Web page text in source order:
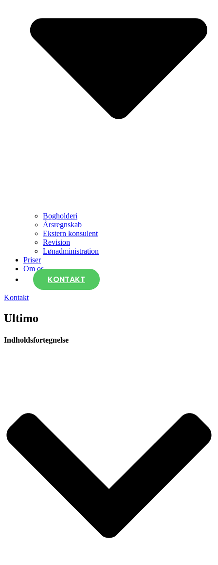
Bogholderi
Årsregnskab
Ekstern konsulent
Revision
Lønadministration
Priser
Om os
KONTAKT
Kontakt
Ultimo
Indholdsfortegnelse